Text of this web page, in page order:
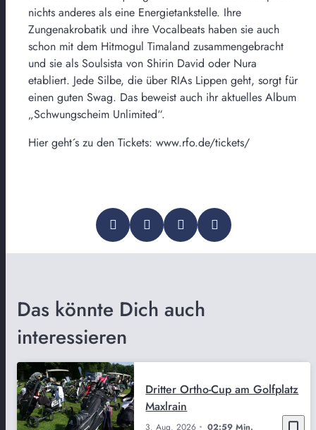
nichts anderes als eine Energietankstelle. Ihre
Zungenakrobatik und ihre Vocalbeats haben sie auch
schon mit dem Hitmogul Timaland zusammengebracht
und sie als Soulsista von Shirin David oder Nura
etabliert. Jede Silbe, die über RIAs Lippen geht, sorgt für
einen guten Swag. Das beweist auch ihr aktuelles Album
„Schwungscheim Unlimited“.
Hier geht´s zu den Tickets: www.rfo.de/tickets/
Das könnte Dich auch
interessieren
3. Aug. 2026 02:59 Min.
Dritter Ortho-Cup am Golfplatz
Maxlrain